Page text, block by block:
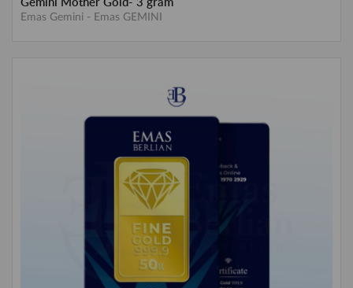
Emas Gemini - Emas GEMINI